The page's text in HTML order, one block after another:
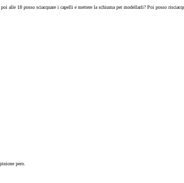
18 posso sciacquare i capelli e mettere la schiuma per modellarli? Poi posso
pero.